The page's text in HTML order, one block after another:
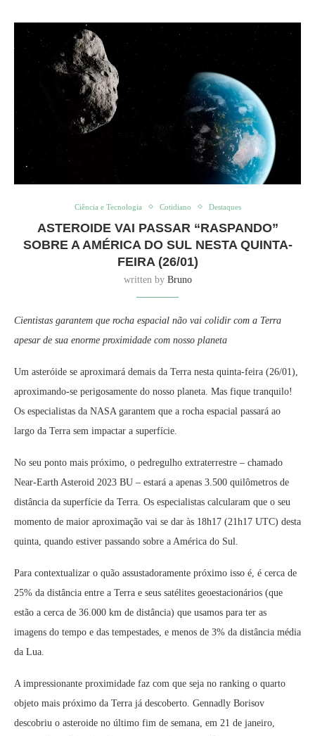
Ciência e Tecnologia Cotidiano Destaques
ASTEROIDE VAI PASSAR “RASPANDO”
SOBRE A AMÉRICA DO SUL NESTA QUINTA-
FEIRA (26/01)
written by Bruno
Cientistas garantem que rocha espacial não vai colidir com a Terra
apesar de sua enorme proximidade com nosso planeta
Um asteróide se aproximará demais da Terra nesta quinta-feira (26/01),
aproximando-se perigosamente do nosso planeta. Mas fique tranquilo!
Os especialistas da NASA garantem que a rocha espacial passará ao
largo da Terra sem impactar a superfície.
No seu ponto mais próximo, o pedregulho extraterrestre – chamado
Near-Earth Asteroid 2023 BU – estará a apenas 3.500 quilômetros de
distância da superfície da Terra. Os especialistas calcularam que o seu
momento de maior aproximação vai se dar às 18h17 (21h17 UTC) desta
quinta, quando estiver passando sobre a América do Sul.
Para contextualizar o quão assustadoramente próximo isso é, é cerca de
25% da distância entre a Terra e seus satélites geoestacionários (que
estão a cerca de 36.000 km de distância) que usamos para ter as
imagens do tempo e das tempestades, e menos de 3% da distância média
da Lua.
A impressionante proximidade faz com que seja no ranking o quarto
objeto mais próximo da Terra já descoberto. Gennadly Borisov
descobriu o asteroide no último fim de semana, em 21 de janeiro,